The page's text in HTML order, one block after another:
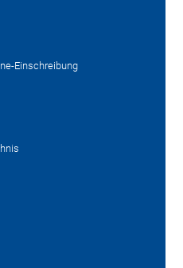
Einschreibung